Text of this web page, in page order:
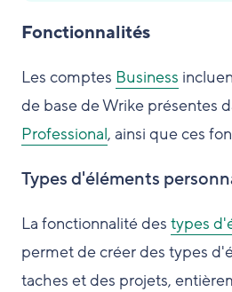
Fonctionnalités
Les comptes Business
de base de Wrike présentes
Professional, ainsi que ces
Types d'éléments
La fonctionnalité des types
permet de créer des types
taches et des projets,